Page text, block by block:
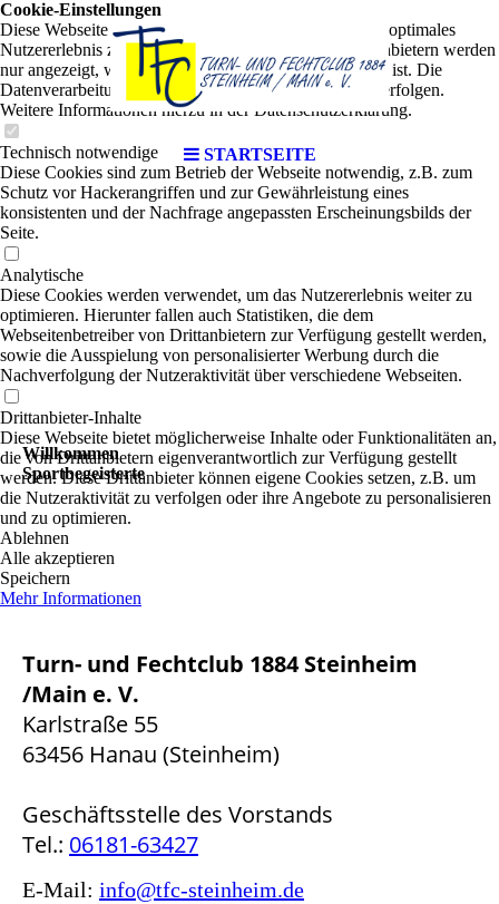
STARTSEITE
Willkommen
Sportbegeisterte
Turn- und Fechtclub 1884 Steinheim
/Main e. V.
Karlstraße 55
63456 Hanau (Steinheim)
Geschäftsstelle des Vorstands
Tel.: 06181-63427
E-Mail: info@tfc-steinheim.de
Cookie-Einstellungen
Diese Webseite verwendet Cookies, um Besuchern ein optimales
Nutzererlebnis zu bieten. Bestimmte Inhalte von Drittanbietern werden
nur angezeigt, wenn die entsprechende Option aktiviert ist. Die
Datenverarbeitung kann dann auch in einem Drittland erfolgen.
Weitere Informationen hierzu in der Datenschutzerklärung.
Technisch notwendige
Diese Cookies sind zum Betrieb der Webseite notwendig, z.B. zum
Schutz vor Hackerangriffen und zur Gewährleistung eines
konsistenten und der Nachfrage angepassten Erscheinungsbilds der
Seite.
Analytische
Diese Cookies werden verwendet, um das Nutzererlebnis weiter zu
optimieren. Hierunter fallen auch Statistiken, die dem
Webseitenbetreiber von Drittanbietern zur Verfügung gestellt werden,
sowie die Ausspielung von personalisierter Werbung durch die
Nachverfolgung der Nutzeraktivität über verschiedene Webseiten.
Drittanbieter-Inhalte
Diese Webseite bietet möglicherweise Inhalte oder Funktionalitäten an,
die von Drittanbietern eigenverantwortlich zur Verfügung gestellt
werden. Diese Drittanbieter können eigene Cookies setzen, z.B. um
die Nutzeraktivität zu verfolgen oder ihre Angebote zu personalisieren
und zu optimieren.
Ablehnen
Alle akzeptieren
Speichern
Mehr Informationen